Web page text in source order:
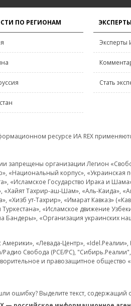
ПО РЕГИОНАМ ЭКСПЕРТЫ
Эксперты
Стать
ресурсе ИА REX
запрещены организации Легион
«Национальный корпус», «Украинская
«Исламское Государство Ирака и
«Хайят Тахрир-аш-Шам», «Аль-Каида»,
«Хизб ут-Тахрир», «Имарат Кавказ»
Туркестана», «Исламское движение
Бандеры», «Организация украинских
Америки», «Левада-Центр»,
Радио Свобода (PCE/PC),
и правозащитное
ошибку? Выделите текст, содержащий